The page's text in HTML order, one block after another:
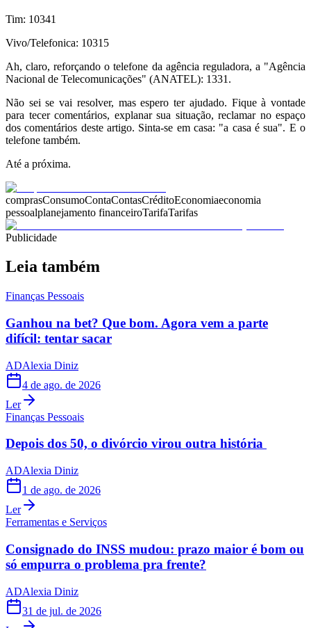
Tim: 10341
Vivo/Telefonica: 10315
Ah, claro, reforçando o telefone da agência reguladora, a "Agência
Nacional de Telecomunicações" (ANATEL): 1331.
Não sei se vai resolver, mas espero ter ajudado. Fique à vontade
para tecer comentários, explanar sua situação, reclamar no espaço
dos comentários deste artigo. Sinta-se em casa: "a casa é sua". E o
telefone também.
Até a próxima.
comprasConsumoContaContasCréditoEconomiaeconomia
pessoalplanejamento financeiroTarifaTarifas
Publicidade
Leia também
Finanças Pessoais
Ganhou na bet? Que bom. Agora vem a parte
difícil: tentar sacar
ADAlexia Diniz
4 de ago. de 2026
Ler
Finanças Pessoais
Depois dos 50, o divórcio virou outra história
ADAlexia Diniz
1 de ago. de 2026
Ler
Ferramentas e Serviços
Consignado do INSS mudou: prazo maior é bom ou
só empurra o problema pra frente?
ADAlexia Diniz
31 de jul. de 2026